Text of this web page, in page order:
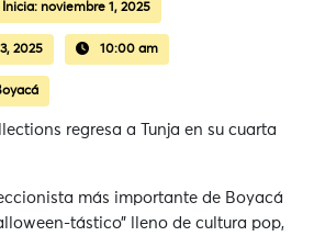
Inicia: noviembre 1, 2025
2025 10:00 am
regresa a Tunja en su cuarta
más importante de Boyacá
tástico” lleno de cultura pop,